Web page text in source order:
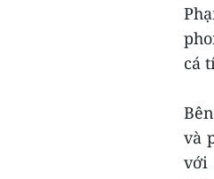
cá
và
với